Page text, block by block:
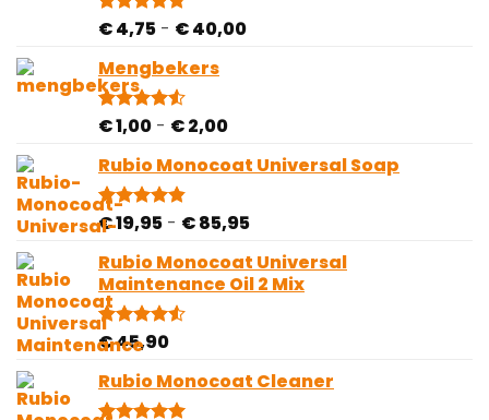
Gewaardeerd
gebaseerd
op
81
klantbeoordelingen
€4,75 - €40,00Prijsklasse:
Mengbekers
Gewaardeerd
gebaseerd
op
4
klantbeoordelingen
€1,00 - €2,00Prijsklasse:
tot
Rubio Monocoat Universal Soap
Gewaardeerd
4.82
gebaseerd
op
28
klantbeoordelingen
€19,95 - €85,95Prijsklasse:
tot
€ 85,95
Rubio Monocoat Universal
Maintenance Oil 2 Mix
Gewaardeerd
4.50op 5
gebaseerd
op
2
klantbeoordelingen
€45,90
Rubio Monocoat Cleaner